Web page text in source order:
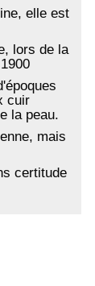
elle est
lors de la
cuir
la peau.
mais
certitude